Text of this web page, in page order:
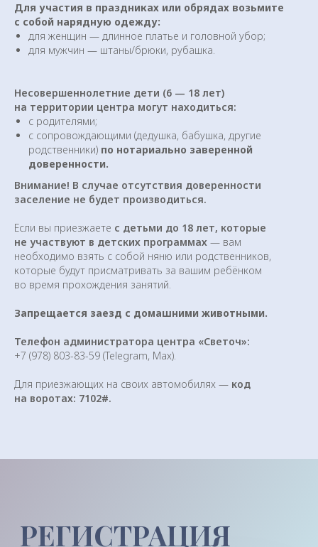
Для участия в праздниках или обрядах возьмите
с собой нарядную одежду:
для женщин — длинное платье и головной убор;
для мужчин — штаны/брюки, рубашка.
Несовершеннолетние дети (6 — 18 лет)
на территории центра могут находиться:
с родителями;
с сопровождающими (дедушка, бабушка, другие
родственники) по нотариально заверенной
доверенности.
Внимание! В случае отсутствия доверенности
заселение не будет производиться.
Если вы приезжаете с детьми до 18 лет, которые
не участвуют в детских программах — вам
необходимо взять с собой няню или родственников,
которые будут присматривать за вашим ребёнком
во время прохождения занятий.
Запрещается заезд с домашними животными.
Телефон администратора центра «Светоч»:
+7 (978) 803-83-59 (Telegram, Мах).
Для приезжающих на своих автомобилях — код
на воротах: 7102#.
Центр «Светоч» расположен
недалеко от моря в живописной
долине горной реки Ускут
в окружении величественных гор,
Это уникальное место, природный
заповедник силы с чистейшим
горным воздухом, наполненным
ароматами крымского разнотравья
Договор-оферта